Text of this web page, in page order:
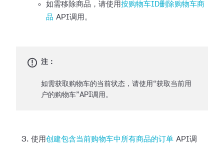
如需移除商品，请使用按购物车ID删除购物车商
品 API调用。
注：
如需获取购物车的当前状态，请使用“获取当前用
户的购物车”API调用。
使用创建包含当前购物车中所有商品的订单 API调